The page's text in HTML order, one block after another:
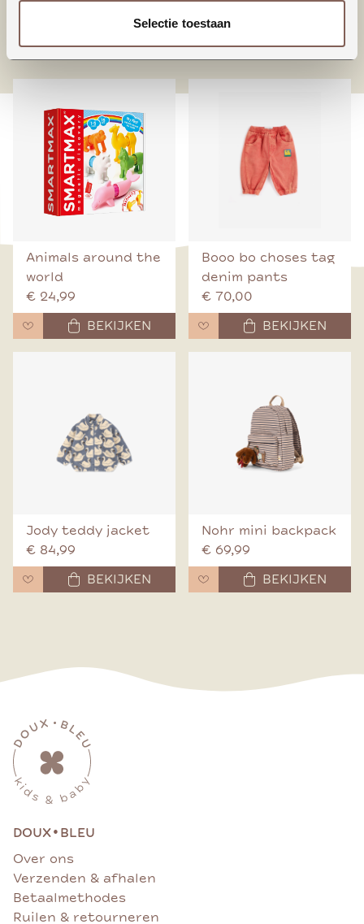
Selectie toestaan
nieuw binnen
Animals around the
world
€ 24,99
BEKIJKEN
Booo bo choses tag
denim pants
€ 70,00
BEKIJKEN
Jody teddy jacket
€ 84,99
BEKIJKEN
Nohr mini backpack
€ 69,99
BEKIJKEN
DOUX• BLEU
Over ons
Verzenden & afhalen
Betaalmethodes
Ruilen & retourneren